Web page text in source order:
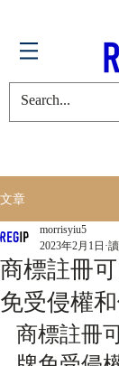
文章
商標註冊
免受侵權
morrisyiu5
2023年2月1日
商標註冊